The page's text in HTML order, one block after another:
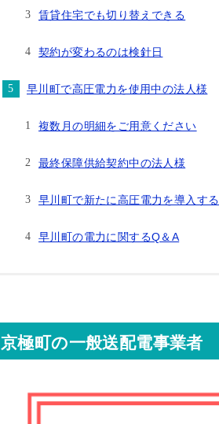
賃貸住宅でも切り替えできる
契約が変わるのは検針日
早川町で高圧電力を使用中の法人様
複数月の明細をご用意ください
最終保障供給契約中の法人様
早川町で新たに高圧電力を導入する
早川町の電力に関するQ＆A
京極町の一般送配電事業者